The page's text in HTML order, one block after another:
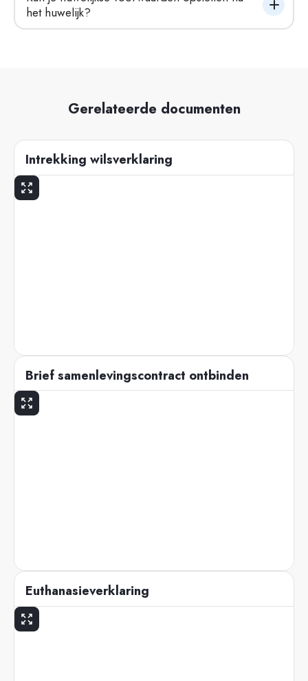
het huwelijk?
Gerelateerde documenten
Intrekking wilsverklaring
Brief samenlevingscontract ontbinden
Euthanasieverklaring